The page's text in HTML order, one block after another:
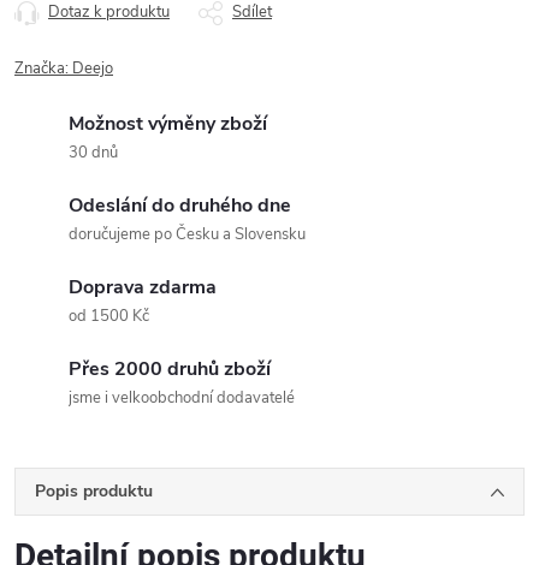
Dotaz k produktu Sdílet
Značka: Deejo
Možnost výměny zboží
30 dnů
Odeslání do druhého dne
doručujeme po Česku a Slovensku
Doprava zdarma
od 1500 Kč
Přes 2000 druhů zboží
jsme i velkoobchodní dodavatelé
Popis produktu
Detailní popis produktu